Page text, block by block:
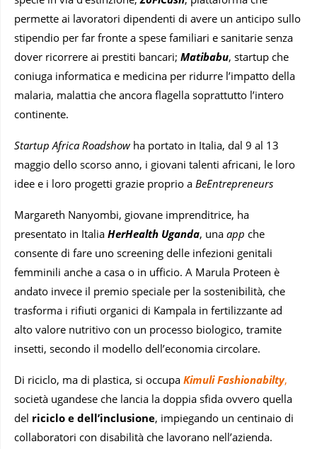
permette ai lavoratori dipendenti di avere un anticipo sullo
stipendio per far fronte a spese familiari e sanitarie senza
dover ricorrere ai prestiti bancari; Matibabu, startup che
coniuga informatica e medicina per ridurre l’impatto della
malaria, malattia che ancora flagella soprattutto l’intero
continente.
Startup Africa Roadshowha portato in Italia, dal 9 al 13
maggio dello scorso anno, i giovani talenti africani, le loro
idee e i loro progetti grazie proprio a BeEntrepreneurs
Margareth Nanyombi, giovane imprenditrice, ha
presentato in Italia HerHealth Uganda, una app che
consente di fare uno screening delle infezioni genitali
femminili anche a casa o in ufficio. A Marula Proteen è
andato invece il premio speciale per la sostenibilità, che
trasforma i rifiuti organici di Kampala in fertilizzante ad
alto valore nutritivo con un processo biologico, tramite
insetti, secondo il modello dell’economia circolare.
Di riciclo, ma di plastica, si occupa Kimuli Fashionabilty,
società ugandese che lancia la doppia sfida ovvero quella
del riciclo e dell’inclusione, impiegando un centinaio di
collaboratori con disabilità che lavorano nell’azienda.